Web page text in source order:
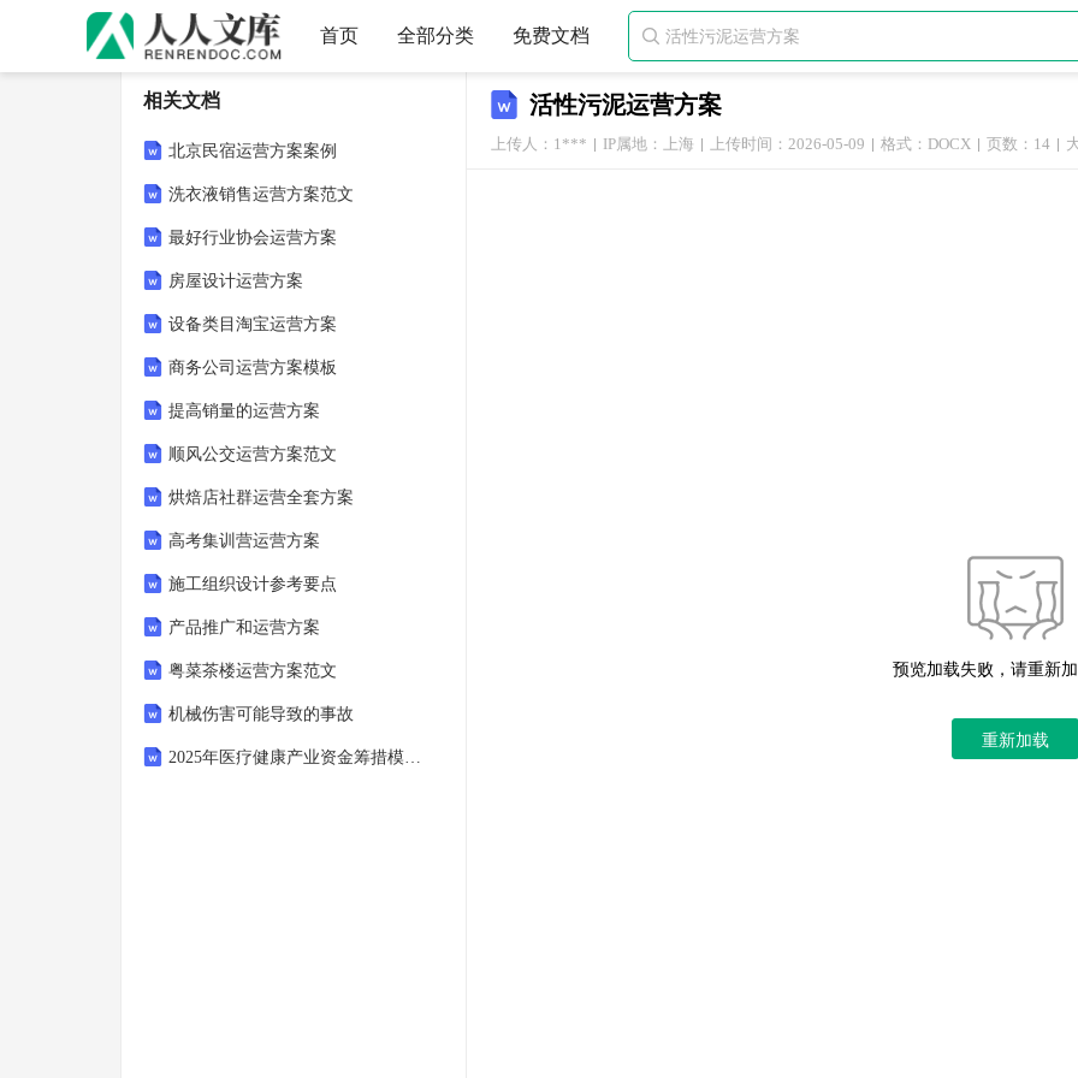
首页 全部分类 免费文档 
活性污泥运营方案
上传人：1*** IP属地：上海 上传时间：2026-05-09 格式：DOCX 页数：14
预览加载失败，请重新
重新加载
相关文档
北京民宿运营方案案例
洗衣液销售运营方案范文
最好行业协会运营方案
房屋设计运营方案
设备类目淘宝运营方案
商务公司运营方案模板
提高销量的运营方案
顺风公交运营方案范文
烘焙店社群运营全套方案
高考集训营运营方案
施工组织设计参考要点
产品推广和运营方案
粤菜茶楼运营方案范文
机械伤害可能导致的事故
2025年医疗健康产业资金筹措模式创新与效果反馈方案